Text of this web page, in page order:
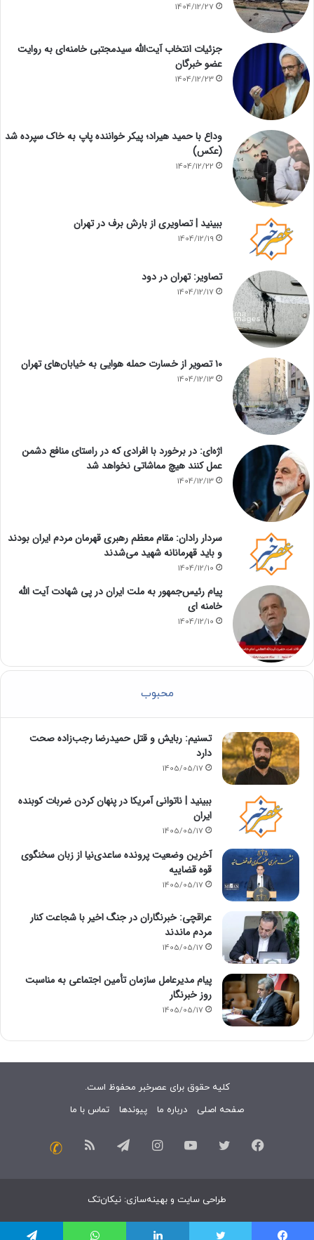
1404/12/27
جزئیات انتخاب آیت‌الله سیدمجتبی خامنه‌ای به روایت
عضو خبرگان
1404/12/23
وداع با حمید هیراد؛ پیکر خواننده پاپ به خاک سپرده شد
(عکس)
1404/12/22
ببینید | تصاویری از بارش برف در تهران
1404/12/19
تصاویر: تهران در دود
1404/12/17
۱۰ تصویر از خسارت حمله هوایی به خیابان‌های تهران
1404/12/13
اژه‌ای: در برخورد با افرادی که در راستای منافع دشمن
عمل کنند هیچ مماشاتی نخواهد شد
1404/12/13
سردار رادان: مقام معظم رهبری قهرمان مردم ایران بودند
و باید قهرمانانه شهید می‌شدند
1404/12/10
پیام رئیس‌جمهور به ملت ایران در پی شهادت آیت الله
خامنه ای
1404/12/10
محبوب
تسنیم: ربایش و قتل حمیدرضا رجب‌زاده صحت
دارد
1405/05/17
‏ببینید | ناتوانی آمریکا در پنهان کردن ضربات کوبنده
ایران
1405/05/17
آخرین وضعیت پرونده ساعدی‌نیا از زبان سخنگوی
قوه قضاییه
1405/05/17
عراقچی: خبرنگاران در جنگ اخیر با شجاعت کنار
مردم ماندند
1405/05/17
پیام مدیرعامل سازمان تأمین اجتماعی به مناسبت
روز خبرنگار
1405/05/17
کلیه حقوق برای عصرخبر محفوظ است.
صفحه اصلی
درباره ما پیوندها تماس با ما
فیسبوک توییتر یوتیوب اینستاگرامتلگرام خوراک
طراحی سایت و بهینه‌سازی: نیکان‌تک